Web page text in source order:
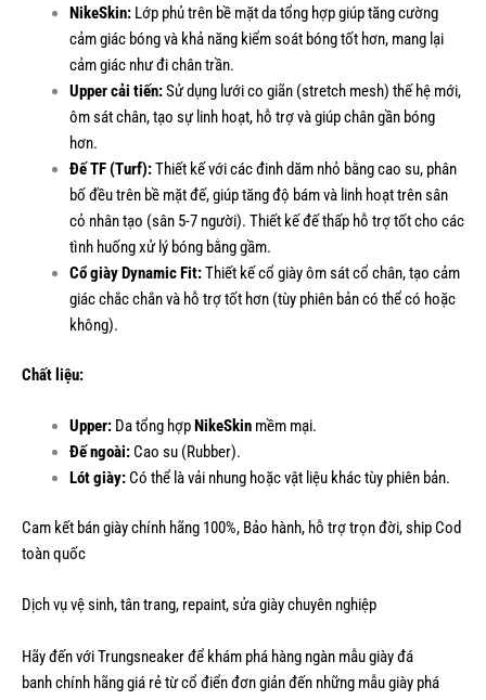
NikeSkin:Lớp phủ trên bề mặt da tổng hợp giúp tăng cường
cảm giác bóng và khả năng kiểm soát bóng tốt hơn, mang lại
cảm giác như đi chân trần.
Upper cải tiến:Sử dụng lưới co giãn (stretch mesh) thế hệ mới,
ôm sát chân, tạo sự linh hoạt, hỗ trợ và giúp chân gần bóng
hơn.
Đế TF (Turf):Thiết kế với các đinh dăm nhỏ bằng cao su, phân
bố đều trên bề mặt đế, giúp tăng độ bám và linh hoạt trên sân
cỏ nhân tạo (sân 5-7 người). Thiết kế đế thấp hỗ trợ tốt cho các
tình huống xử lý bóng bằng gầm.
Cổ giày Dynamic Fit:Thiết kế cổ giày ôm sát cổ chân, tạo cảm
giác chắc chắn và hỗ trợ tốt hơn (tùy phiên bản có thể có hoặc
không).
Chất liệu:
Upper:Da tổng hợpNikeSkinmềm mại.
Đế ngoài:Cao su (Rubber).
Lót giày:Có thể là vải nhung hoặc vật liệu khác tùy phiên bản.
Cam kết bán giày chính hãng 100%, Bảo hành, hỗ trợ trọn đời, ship Cod
toàn quốc
Dịch vụ vệ sinh, tân trang, repaint, sửa giày chuyên nghiệp
Hãy đến với Trungsneaker để khám phá hàng ngàn mẫugiày đá
banhchính hãng giá rẻ từ cổ điển đơn giản đến những mẫu giày phá